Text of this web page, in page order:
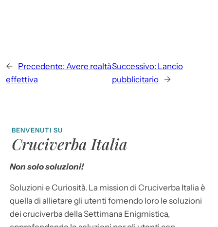
← Precedente: Avere realtà
effettiva
Successivo: Lancio
pubblicitario →
BENVENUTI SU
Cruciverba Italia
Non solo soluzioni!
Soluzioni e Curiosità. La mission di Cruciverba Italia è
quella di allietare gli utenti fornendo loro le soluzioni
dei cruciverba della Settimana Enigmistica,